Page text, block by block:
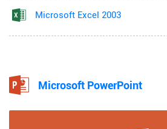
Microsoft Excel 2003
Microsoft PowerPoint